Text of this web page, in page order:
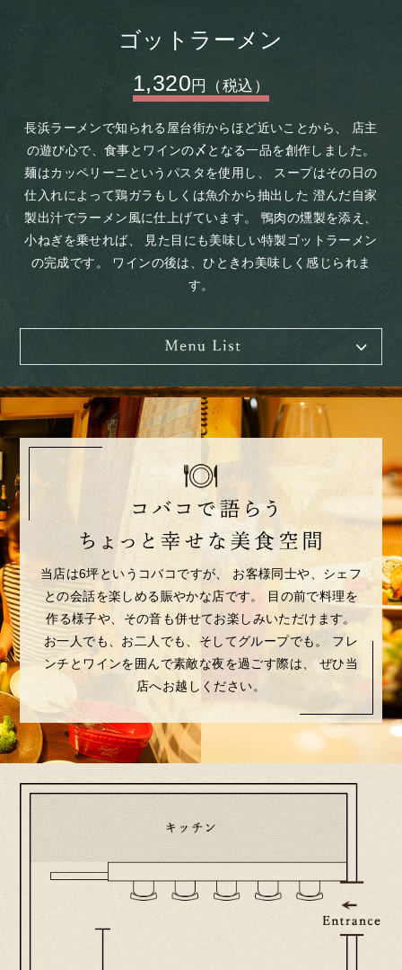
ゴットラーメン
1,320 円（税込）
長浜ラーメンで知られる屋台街からほど近いことから、
店主
の遊び心で、食事とワインの〆となる一品を創作しました。
麺はカッペリーニというパスタを使用し、
スープはその日の
仕入れによって鶏ガラもしくは魚介から抽出した 澄んだ自家
製出汁でラーメン風に仕上げています。
鴨肉の燻製を添え、
小ねぎを乗せれば、
見た目にも美味しい特製ゴットラーメン
の完成です。
ワインの後は、ひときわ美味しく感じられま
す。
当店は6坪というコバコですが、
お客様同士や、シェフ
との会話を楽しめる賑やかな店です。
目の前で料理を
作る様子や、その音も併せてお楽しみいただけます。
お一人でも、お二人でも、そしてグループでも。
フレ
ンチとワインを囲んで素敵な夜を過ごす際は、ぜひ当
店へお越しください。